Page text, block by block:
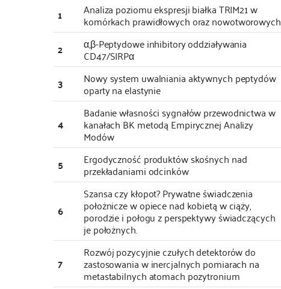
1
Analiza poziomu ekspresji białka TRIM21 w
komórkach prawidłowych oraz nowotworowych
2 α,β-Peptydowe inhibitory oddziaływania
CD47/SIRPα
3 Nowy system uwalniania aktywnych peptydów
oparty na elastynie
4
Badanie własności sygnałów przewodnictwa w
kanałach BK metodą Empirycznej Analizy
Modów
5 Ergodyczność produktów skośnych nad
przekładaniami odcinków
6
Szansa czy kłopot? Prywatne świadczenia
położnicze w opiece nad kobietą w ciąży,
porodzie i połogu z perspektywy świadczących
je położnych.
7
Rozwój pozycyjnie czułych detektorów do
zastosowania w inercjalnych pomiarach na
metastabilnych atomach pozytronium